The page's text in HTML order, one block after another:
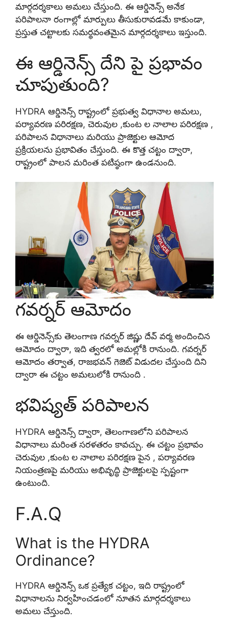
మార్గదర్శకాలు అమలు చేస్తుంది. ఈ ఆర్డినెన్స్ అనేక
పరిపాలనా రంగాల్లో మార్పులు తీసుకురావడమే కాకుండా,
ప్రస్తుత చట్టాలకు సమర్థవంతమైన మార్గదర్శకాలు ఇస్తుంది.
ఈ ఆర్డినెన్స్ దేని పై ప్రభావం
చూపుతుంది?
HYDRA ఆర్డినెన్స్ రాష్ట్రంలో ప్రభుత్వ విధానాల అమలు,
పర్యావరణ పరిరక్షణ, చెరువుల ,కుంట ల నాలాల పరిరక్షణ ,
పరిపాలన విధానాలు మరియు ప్రాజెక్టుల ఆమోద
ప్రక్రియలను ప్రభావితం చేస్తుంది. ఈ కొత్త చట్టం ద్వారా,
రాష్ట్రంలో పాలన మరింత పటిష్ఠంగా ఉండనుంది.
గవర్నర్ ఆమోదం
ఈ ఆర్డినెన్స్‌కు తెలంగాణ గవర్నర్ జిష్ణు దేవ్ వర్మ అందించిన
ఆమోదం ద్వారా, ఇది త్వరలో అమల్లోకి రానుంది. గవర్నర్
ఆమోదం తర్వాత, రాజభవన్ గెజెట్ విడుదల చేస్తుంది దిని
ద్వారా ఈ చట్టం అమలులోకి రానుంది .
భవిష్యత్ పరిపాలన
HYDRA ఆర్డినెన్స్ ద్వారా, తెలంగాణలోని పరిపాలన
విధానాలు మరింత సరళతరం కావచ్చు. ఈ చట్టం ప్రభావం
చెరువుల ,కుంట ల నాలాల పరిరక్షణ పైన , పర్యావరణ
నియంత్రణపై మరియు అభివృద్ధి ప్రాజెక్టులపై స్పష్టంగా
ఉంటుంది.
F.A.Q
What is the HYDRA
Ordinance?
HYDRA ఆర్డినెన్స్ ఒక ప్రత్యేక చట్టం, ఇది రాష్ట్రంలో
విధానాలను నిర్వహించడంలో నూతన మార్గదర్శకాలు
అమలు చేస్తుంది.